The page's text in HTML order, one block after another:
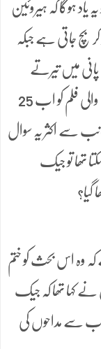
ہوگا کہ ہیروئین
جاتی ہے جبکہ
پانی میں تیرتے
ہوئے ہلاک ہوجاتا ہے۔ 1997 میں ریلیز ہونے والی فلم کو اب 25
سے اکثر یہ سوال
تھا تو جیک
گیا؟
کہ وہ اس بحث کو ختم
نے کہا تھا کہ جیک
سے مداحوں کی